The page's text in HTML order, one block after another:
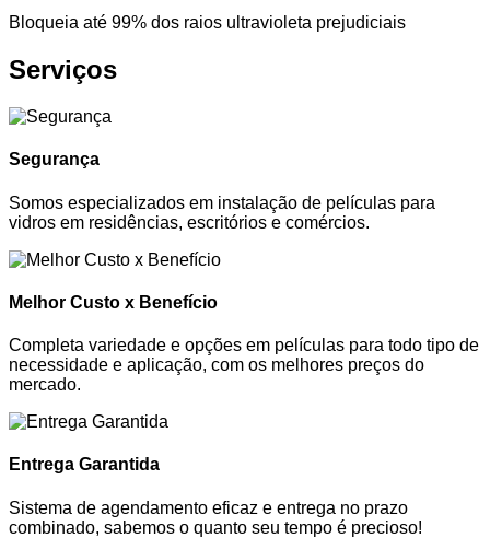
Bloqueia até 99% dos raios ultravioleta prejudiciais
Serviços
Segurança
Somos especializados em instalação de películas para
vidros em residências, escritórios e comércios.
Melhor Custo x Benefício
Completa variedade e opções em películas para todo tipo de
necessidade e aplicação, com os melhores preços do
mercado.
Entrega Garantida
Sistema de agendamento eficaz e entrega no prazo
combinado, sabemos o quanto seu tempo é precioso!